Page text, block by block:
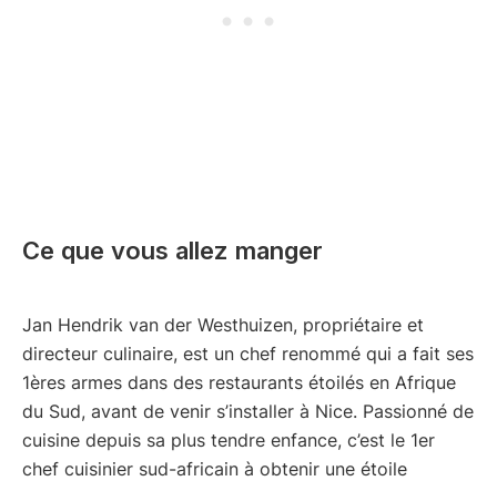
Ce que vous allez manger
Jan Hendrik van der Westhuizen, propriétaire et
directeur culinaire, est un chef renommé qui a fait ses
1ères armes dans des restaurants étoilés en Afrique
du Sud, avant de venir s’installer à Nice. Passionné de
cuisine depuis sa plus tendre enfance, c’est le 1er
chef cuisinier sud-africain à obtenir une étoile